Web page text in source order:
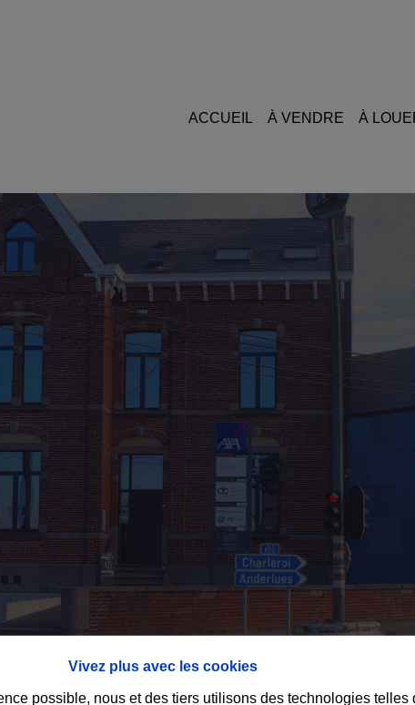
Vivez plus avec les cookies
possible, nous et des tiers utilisons des technologies telles
ACCUEIL À VENDRE À